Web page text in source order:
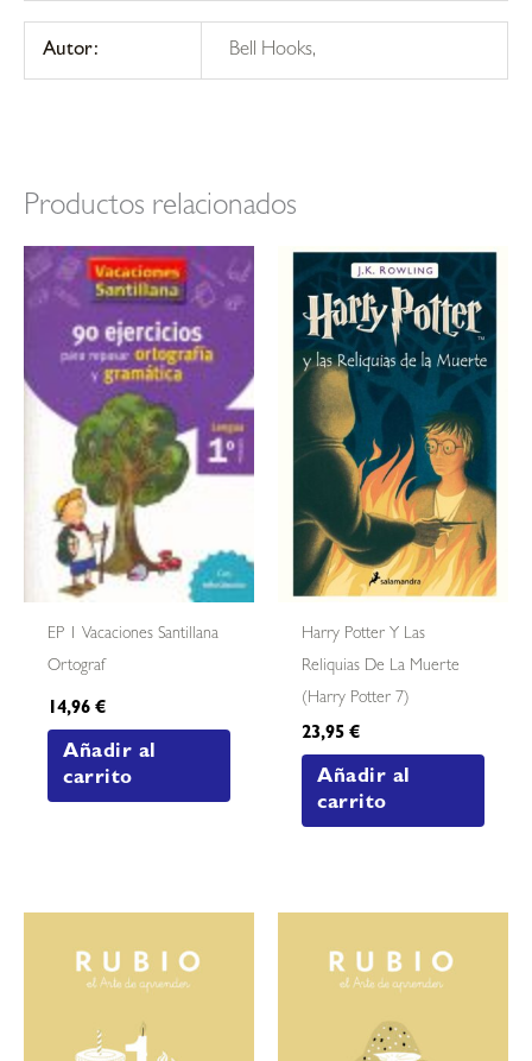
Autor: Bell Hooks,
Productos relacionados
EP 1 Vacaciones Santillana
Ortograf
14,96€
Añadir al
carrito
Harry Potter Y Las
Reliquias De La Muerte
(harry Potter 7)
23,95€
Añadir al
carrito